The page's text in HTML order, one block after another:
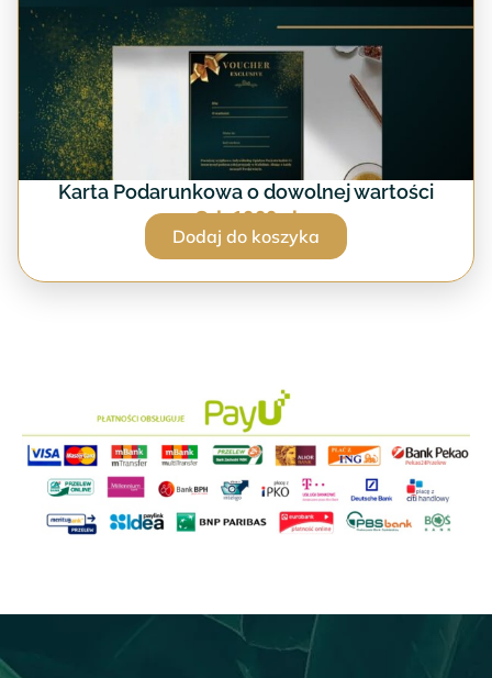
Karta Podarunkowa o dowolnej wartości
Od:1000zł
Dodaj do koszyka